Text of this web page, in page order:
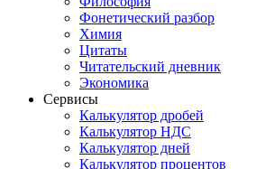
Фонетический разбор
Химия
Цитаты
Читательский дневник
Экономика
Сервисы
Калькулятор дробей
Калькулятор НДС
Калькулятор дней
Калькулятор процентов